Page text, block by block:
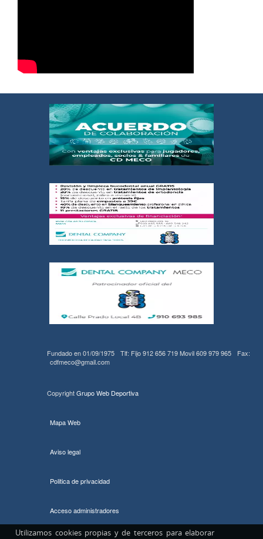
Fundado en 01/09/1975 Tlf: Fijo 912 656 719 Movil 609 979 965
Fax:
cdfmeco@gmail.com
CopyrightGrupo Web Deportiva
Mapa Web
Aviso legal
Politica de privacidad
Acceso administradores
Utilizamos cookies propias y de terceros para elaborar